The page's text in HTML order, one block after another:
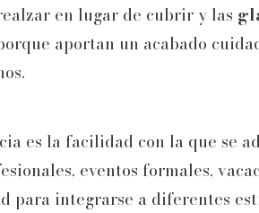
en lugar de cubrir y las
aportan un acabado
es la facilidad con la que se
eventos formales,
para integrarse a diferentes